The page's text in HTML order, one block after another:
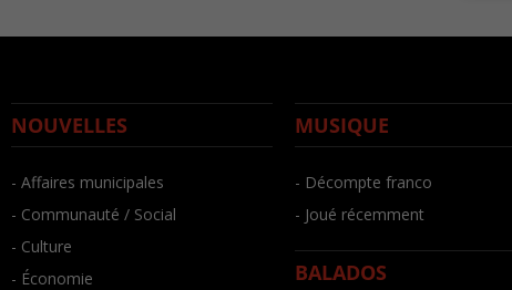
NOUVELLES
- Affaires municipales
- Communauté / Social
- Culture
- Économie
MUSIQUE
- Décompte franco
- Joué récemment
BALADOS